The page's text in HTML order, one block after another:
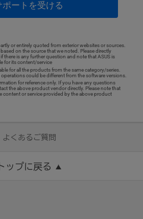
ポートを受ける
or entirely quoted from exterior websites or sources.
on the source that we noted. Please directly
there is any further question and note that ASUS is
for its content/service
for all the products from the same category/series.
could be different from the software versions.
for reference only. If you have any questions
the above product vendor directly. Please note that
content or service provided by the above product
よくあるご質問
トップに戻る